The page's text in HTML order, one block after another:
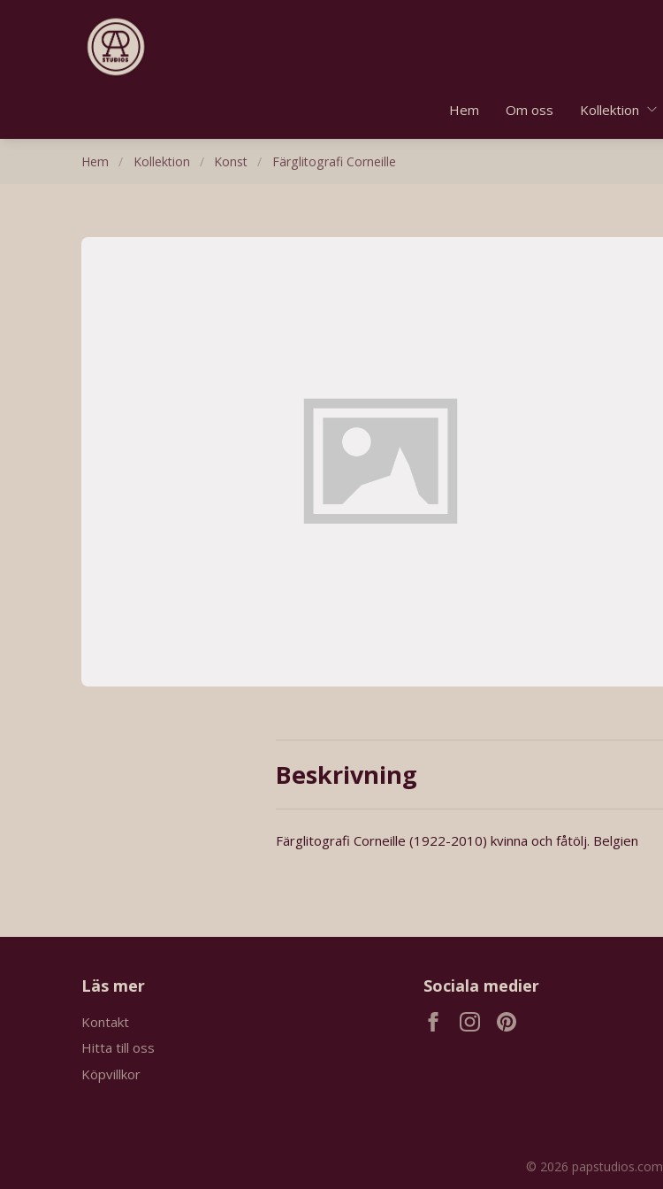
Hem Om oss Kollektion
Hem / Kollektion / Konst / Färglitografi Corneille
Beskrivning
Färglitografi Corneille (1922-2010) kvinna och fåtölj. Belgien
Läs mer
Kontakt
Hitta till oss
Köpvillkor
Sociala medier
© 2026 papstudios.com